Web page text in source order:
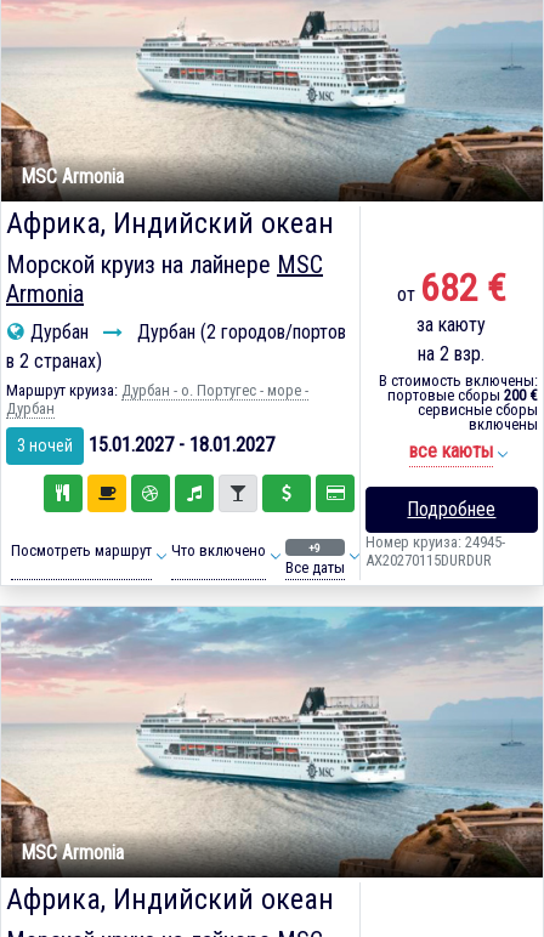
MSC Armonia
Африка, Индийский океан
Морской круиз на лайнере MSC
Armonia
Дурбан
Дурбан (2 городов/портов
в 2 странах)
Маршрут круиза: Дурбан - о. Португес - море -
Дурбан
3 ночей 15.01.2027 - 18.01.2027
Посмотреть маршрут Что включено +9
Все даты
от 682 €
за каюту
на 2 взр.
В стоимость включены:
портовые сборы 200 €
сервисные сборы
включены
все каюты
Подробнее
Номер круиза: 24945-
AX20270115DURDUR
MSC Armonia
Африка, Индийский океан